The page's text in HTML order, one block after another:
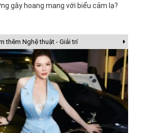
gây hoang mang với biểu cảm lạ?
thêm Nghệ thuật - Giải trí